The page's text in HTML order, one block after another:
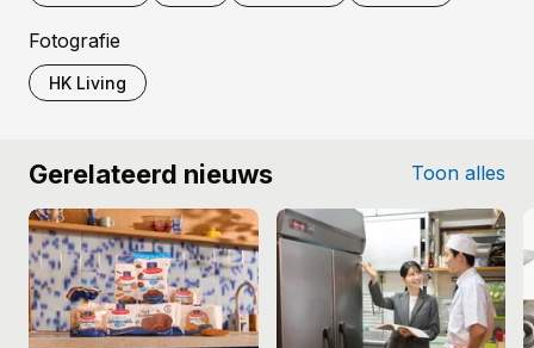
Fotografie
HK Living
Gerelateerd nieuws Toon alles